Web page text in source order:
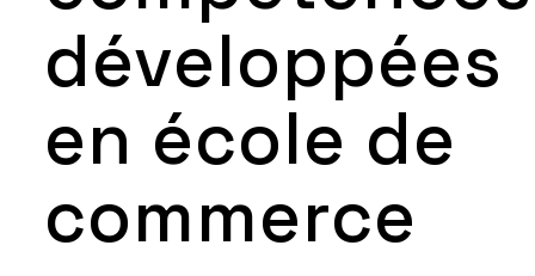
développées
en école de
commerce